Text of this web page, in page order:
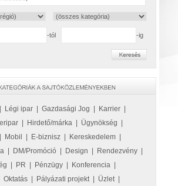
-tól -ig
Légi ipar Gazdasági Jog Karrier
Hirdető/márka Ügynökség
Mobil E-biznisz Kereskedelem
DM/Promóció Design Rendezvény
PR Pénzügy Konferencia
Oktatás Pályázati projekt| Üzlet|